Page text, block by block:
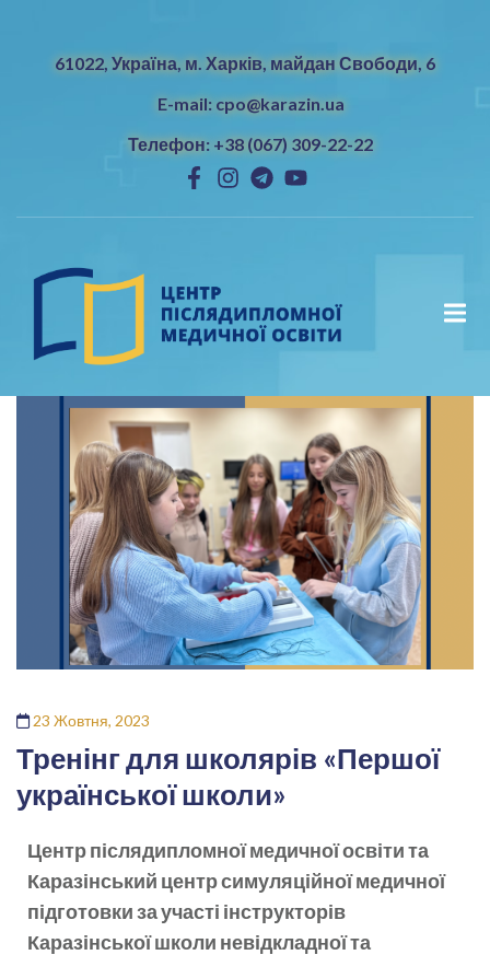
61022, Україна, м. Харків, майдан Свободи, 6
E-mail: cpo@karazin.ua
Телефон: +38 (067) 309-22-22
23 Жовтня, 2023
Тренінг для школярів «Першої
української школи»
Центр післядипломної медичної освіти та
Каразінський центр симуляційної медичної
підготовки за участі інструкторів
Каразінської школи невідкладної та